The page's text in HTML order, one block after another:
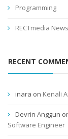
Programming
RECTmedia News
RECENT
inara on Kenali
Devrin Anggun
Software Engineer